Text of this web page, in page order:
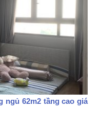
ngủ 62m2 tầng cao giá